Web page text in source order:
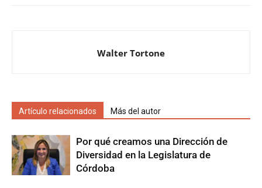
Walter Tortone
Artículo relacionados Más del autor
Por qué creamos una Dirección de
Diversidad en la Legislatura de
Córdoba